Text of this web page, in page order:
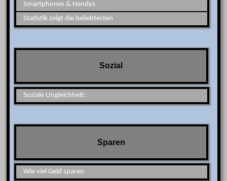
Smartphones & Handys
Statistik zeigt die beliebtesten
Sozial
Soziale Ungleichheit:
Sparen
Wie viel Geld sparen